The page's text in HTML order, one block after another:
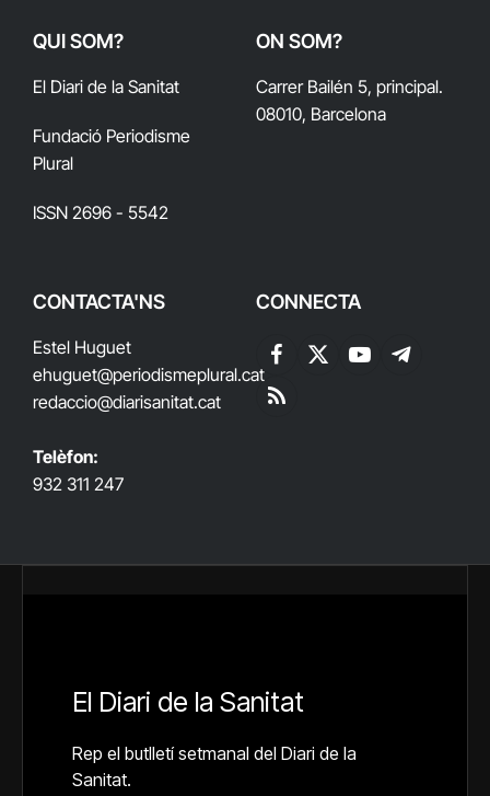
QUI SOM?
El Diari de la Sanitat
Fundació Periodisme
Plural
ISSN 2696 - 5542
ON SOM?
Carrer Bailén 5, principal.
08010, Barcelona
CONTACTA'NS
Estel Huguet
ehuguet@periodismeplural.cat
redaccio@diarisanitat.cat
Telèfon:
932 311 247
CONNECTA
Facebook
X
YouTubeTelegram
RSS